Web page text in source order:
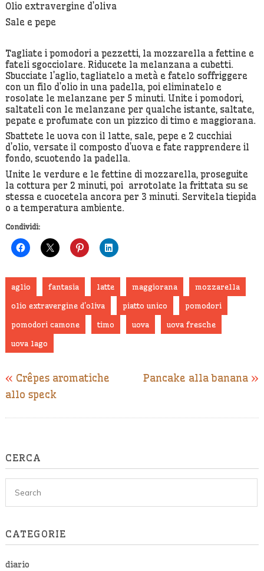
Olio extravergine d’oliva
Sale e pepe
Tagliate i pomodori a pezzetti, la mozzarella a fettine e
fateli sgocciolare. Riducete la melanzana a cubetti.
Sbucciate l’aglio, tagliatelo a metà e fatelo soffriggere
con un filo d’olio in una padella, poi eliminatelo e
rosolate le melanzane per 5 minuti. Unite i pomodori,
saltateli con le melanzane per qualche istante, saltate,
pepate e profumate con un pizzico di timo e maggiorana.
Sbattete le uova con il latte, sale, pepe e 2 cucchiai
d’olio, versate il composto d’uova e fate rapprendere il
fondo, scuotendo la padella.
Unite le verdure e le fettine di mozzarella, proseguite
la cottura per 2 minuti, poi arrotolate la frittata su se
stessa e cuocetela ancora per 3 minuti. Servitela tiepida
o a temperatura ambiente.
Condividi:
aglio fantasia latte maggiorana
mozzarella
olio extravergine d'oliva
piatto unico
pomodori
pomodori camone
timo uova
uova fresche
uova lago
« Crêpes aromatiche
allo speck
Pancake alla banana »
CERCA
CATEGORIE
diario